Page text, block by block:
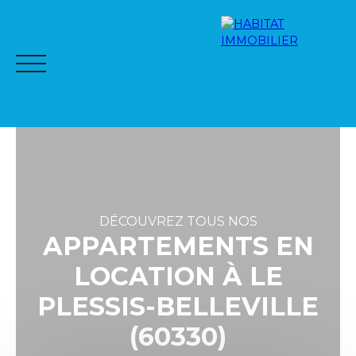
NOTRE RÉSEAU À LA VENTE
ALER
DÉCOUVREZ TOUS NOS
APPARTEMENTS EN
LOCATION À LE
PLESSIS-BELLEVILLE
(60330)